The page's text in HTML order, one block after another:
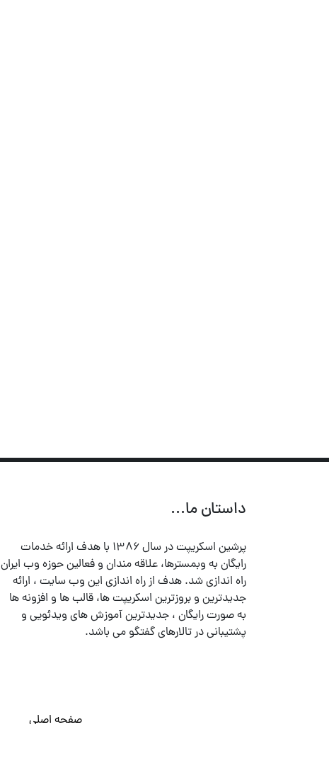
داستان ما...
پرشین اسکریپت در سال ۱۳۸۶ با هدف ارائه خدمات
رایگان به وبمسترها، علاقه مندان و فعالین حوزه وب ایران
راه اندازی شد. هدف از راه اندازی این وب سایت ، ارائه
جدیدترین و بروزترین اسکریپت ها، قالب ها و افزونه ها
به صورت رایگان ، جدیدترین آموزش های ویدئویی و
پشتیبانی در تالارهای گفتگو می باشد.
صفحه اصلی